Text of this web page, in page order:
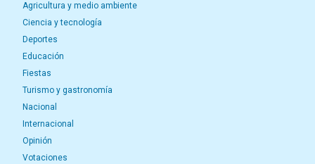
Agricultura y medio ambiente
Ciencia y tecnología
Deportes
Educación
Fiestas
Turismo y gastronomía
Nacional
Internacional
Opinión
Votaciones